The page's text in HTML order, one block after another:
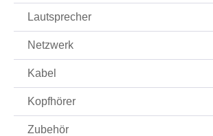
Lautsprecher
Netzwerk
Kabel
Kopfhörer
Zubehör